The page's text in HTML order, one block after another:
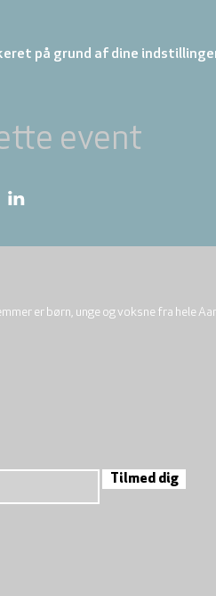
på grund af dine
event
er børn, unge og voksne fra hele
Tilmed dig